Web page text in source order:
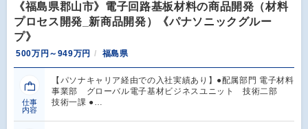
《福島県郡山市》電子回路基板材料の商品開発（材料
プロセス開発_新商品開発）《パナソニックグルー
プ》
500万円～949万円 福島県
仕事
内容
【パソナキャリア経由での入社実績あり】●配属部門 電子材料
事業部 グローバル電子基材ビジネスユニット 技術二部
技術一課 ●…